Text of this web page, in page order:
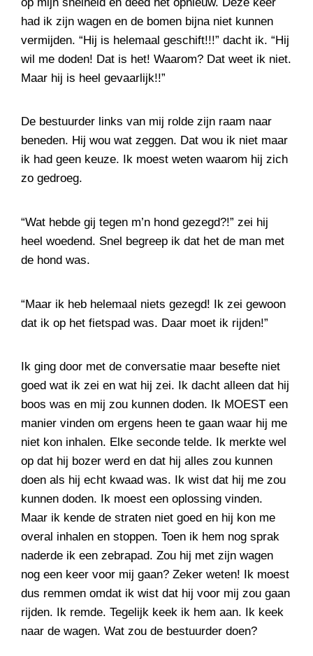
had ik zijn wagen en de bomen bijna niet kunnen
vermijden. “Hij is helemaal geschift!!!” dacht ik. “Hij
wil me doden! Dat is het! Waarom? Dat weet ik niet.
Maar hij is heel gevaarlijk!!”
De bestuurder links van mij rolde zijn raam naar
beneden. Hij wou wat zeggen. Dat wou ik niet maar
ik had geen keuze. Ik moest weten waarom hij zich
zo gedroeg.
“Wat hebde gij tegen m’n hond gezegd?!” zei hij
heel woedend. Snel begreep ik dat het de man met
de hond was.
“Maar ik heb helemaal niets gezegd! Ik zei gewoon
dat ik op het fietspad was. Daar moet ik rijden!”
Ik ging door met de conversatie maar besefte niet
goed wat ik zei en wat hij zei. Ik dacht alleen dat hij
boos was en mij zou kunnen doden. Ik MOEST een
manier vinden om ergens heen te gaan waar hij me
niet kon inhalen. Elke seconde telde. Ik merkte wel
op dat hij bozer werd en dat hij alles zou kunnen
doen als hij echt kwaad was. Ik wist dat hij me zou
kunnen doden. Ik moest een oplossing vinden.
Maar ik kende de straten niet goed en hij kon me
overal inhalen en stoppen. Toen ik hem nog sprak
naderde ik een zebrapad. Zou hij met zijn wagen
nog een keer voor mij gaan? Zeker weten! Ik moest
dus remmen omdat ik wist dat hij voor mij zou gaan
rijden. Ik remde. Tegelijk keek ik hem aan. Ik keek
naar de wagen. Wat zou de bestuurder doen?